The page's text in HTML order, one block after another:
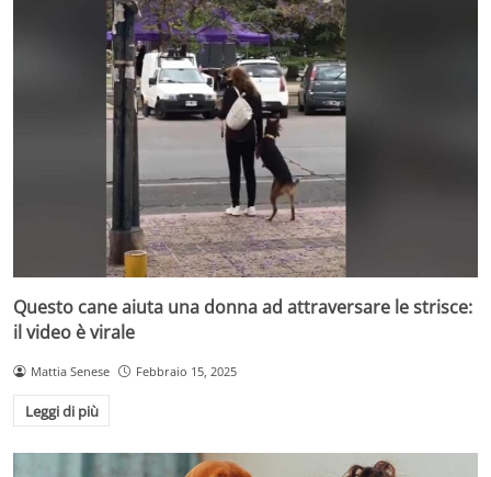
Questo cane aiuta una donna ad attraversare le strisce:
il video è virale
Mattia Senese Febbraio 15, 2025
Leggi di più